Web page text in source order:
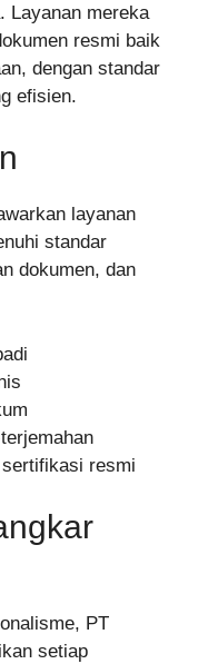
Layanan mereka
resmi baik
dengan standar
efisien.
layanan
standar
dokumen, dan
resmi
PT
setiap